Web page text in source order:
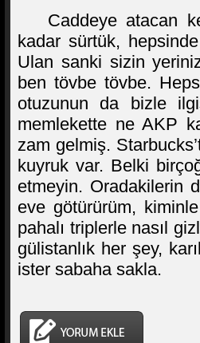
Caddeye atacan
kadar sürtük,
Ulan sanki sizin
ben tövbe tövbe.
otuzunun da bizle
memlekette ne AKP
zam gelmiş.
kuyruk var. Belki
etmeyin. Oradakilerin
eve götürürüm,
pahalı triplerle nasıl
gülistanlık her şey,
ister sabaha sakla.